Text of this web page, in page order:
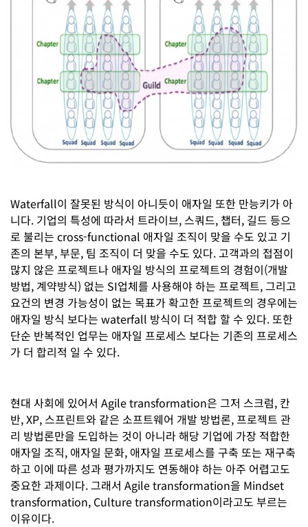
Waterfall이 잘못된 방식이 아니듯이 애자일 또한 만능키가 아
니다. 기업의 특성에 따라서 트라이브, 스쿼드, 챕터, 길드 등으
로 불리는 cross-functional 애자일 조직이 맞을 수도 있고 기
존의 본부, 부문, 팀 조직이 더 맞을 수도 있다. 고객과의 접점이
많지 않은 프로젝트나 애자일 방식의 프로젝트의 경험이(개발
방법, 계약방식) 없는 SI업체를 사용해야 하는 프로젝트, 그리고
요건의 변경 가능성이 없는 목표가 확고한 프로젝트의 경우에는
애자일 방식 보다는 waterfall 방식이 더 적합 할 수 있다. 또한
단순 반복적인 업무는 애자일 프로세스 보다는 기존의 프로세스
가 더 합리적 일 수 있다.
현대 사회에 있어서 Agile transformation은 그저 스크럼, 칸
반, XP, 스프린트와 같은 소프트웨어 개발 방법론, 프로젝트 관
리 방법론만을 도입하는 것이 아니라 해당 기업에 가장 적합한
애자일 조직, 애자일 문화, 애자일 프로세스를 구축 또는 재구축
하고 이에 따른 성과 평가까지도 연동해야 하는 아주 어렵고도
중요한 과제이다. 그래서 Agile transformation을 Mindset
transformation, Culture transformation이라고도 부르는
이유이다.